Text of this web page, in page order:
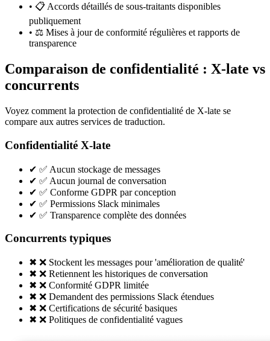
• 📋 Accords détaillés de sous-traitants disponibles
publiquement
• ⚖️ Mises à jour de conformité régulières et rapports de
transparence
Comparaison de confidentialité : X-late vs
concurrents
Voyez comment la protection de confidentialité de X-late se
compare aux autres services de traduction.
Confidentialité X-late
✔ ✅ Aucun stockage de messages
✔ ✅ Aucun journal de conversation
✔ ✅ Conforme GDPR par conception
✔ ✅ Permissions Slack minimales
✔ ✅ Transparence complète des données
Concurrents typiques
✖ ❌ Stockent les messages pour 'amélioration de qualité'
✖ ❌ Retiennent les historiques de conversation
✖ ❌ Conformité GDPR limitée
✖ ❌ Demandent des permissions Slack étendues
✖ ❌ Certifications de sécurité basiques
✖ ❌ Politiques de confidentialité vagues